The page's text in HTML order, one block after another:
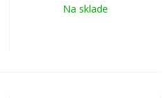
Na sklade